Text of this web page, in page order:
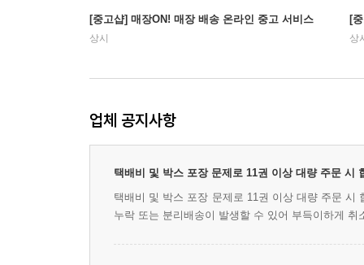
[중고샵] 매장ON! 매장 배송 온라인 중고 서비스
상시
[
상
업체 공지사항
택배비 및 박스 포장 문제로 11권 이상 대량 주문 시
택배비 및 박스 포장 문제로 11권 이상 대량 주문
누락 또는 분리배송이 발생할 수 있어 부득이하게 취